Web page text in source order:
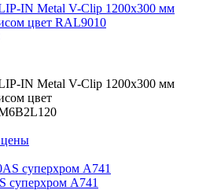
IN Metal V-Clip 1200x300 мм
цвет RAL9010
IN Metal V-Clip 1200x300 мм
цвет
цены
суперхром А741